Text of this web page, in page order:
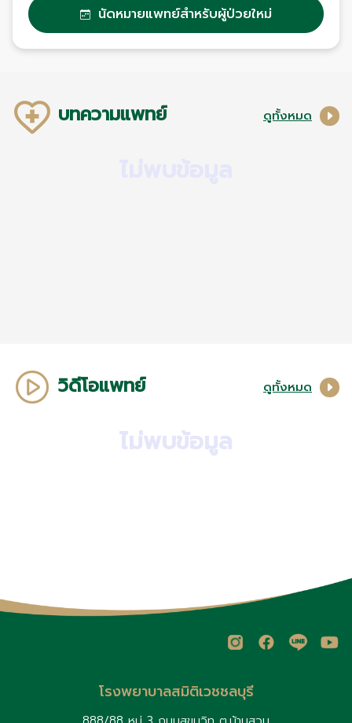
นัดหมายแพทย์สำหรับผู้ป่วยใหม่
บทความแพทย์ ดูทั้งหมด
วิดีโอแพทย์ ดูทั้งหมด
ไม่พบข้อมูล
โรงพยาบาลสมิติเวชชลบุรี